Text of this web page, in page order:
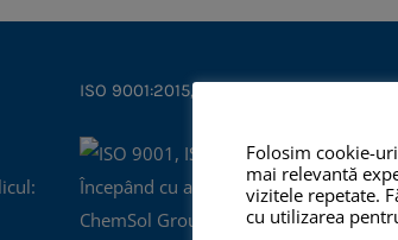
ISO 9001:2015, ISO 14001:2015
Începând cu anul 2012,
ChemSol Group deține
Folosim cookie-
mai relevantă
vizitele repetate.
cu utilizarea